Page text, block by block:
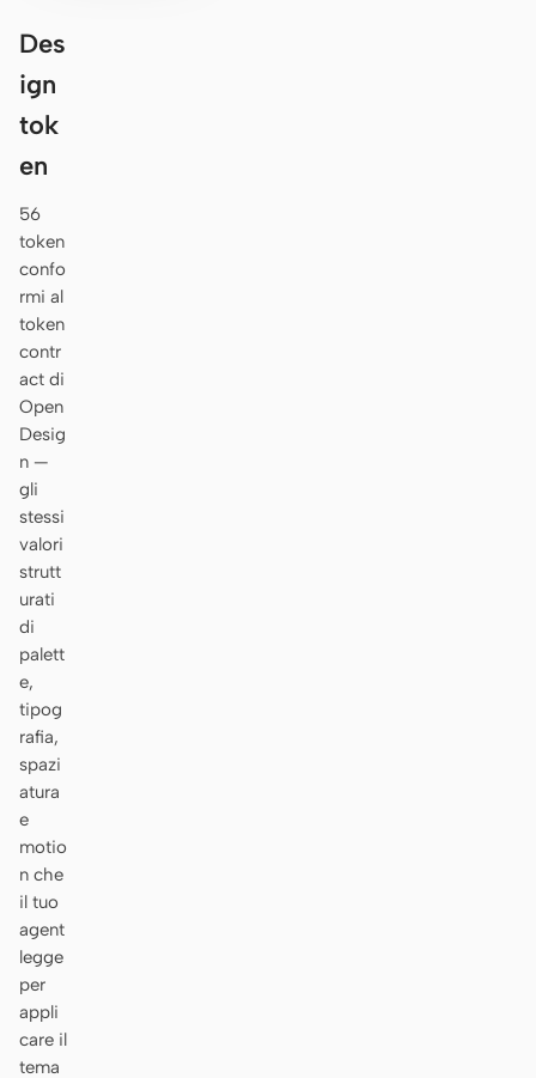
Des
ign
tok
en
56
token
confo
rmi al
token
contr
act di
Open
Desig
n —
gli
stessi
valori
strutt
urati
di
palett
e,
tipog
rafia,
spazi
atura
e
motio
n che
il tuo
agent
legge
per
appli
care il
tema